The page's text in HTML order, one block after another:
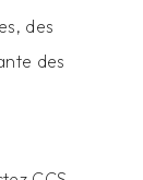
des
des